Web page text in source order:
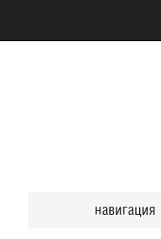
навигация